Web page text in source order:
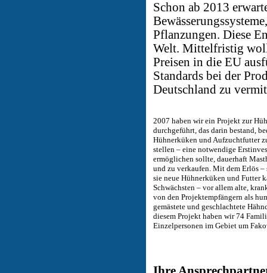
Schon ab 2013
Pflanzungen. Diese
Welt. Mittelfristig
Preisen in die EU
Standards bei der
Deutschland zu
2007 haben wir ein Projekt zur
durchgeführt, das darin bestand,
Hühnerküken und Aufzuchtfutter
stellen – eine notwendige
ermöglichen sollte, dauerhaft
und zu verkaufen. Mit dem Erlös –
sie neue Hühnerküken und Futter
Schwächsten – vor allem alte,
von den Projektempfängern als
gemästete und geschlachtete
diesem Projekt haben wir 74
Einzelpersonen im Gebiet um